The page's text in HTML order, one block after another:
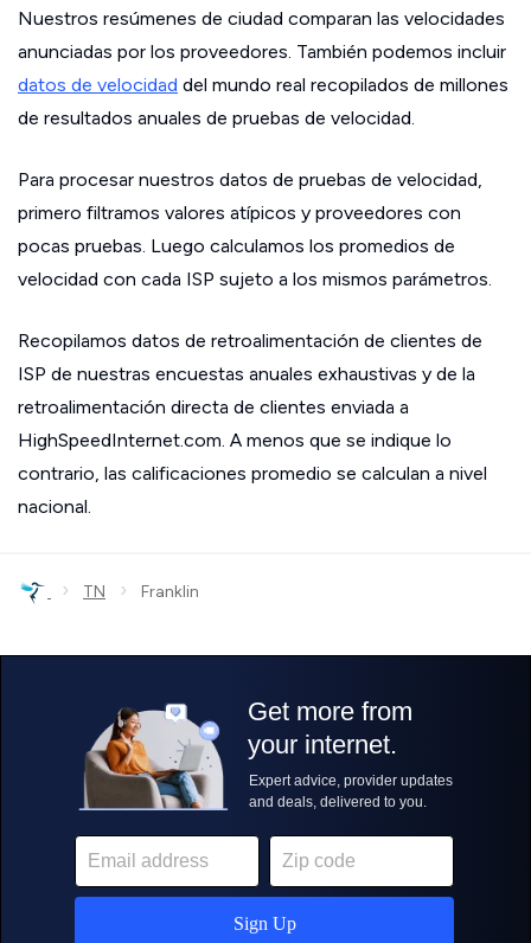
Nuestros resúmenes de ciudad comparan las velocidades
anunciadas por los proveedores. También podemos incluir
datos de velocidad del mundo real recopilados de millones
de resultados anuales de pruebas de velocidad.
Para procesar nuestros datos de pruebas de velocidad,
primero filtramos valores atípicos y proveedores con
pocas pruebas. Luego calculamos los promedios de
velocidad con cada ISP sujeto a los mismos parámetros.
Recopilamos datos de retroalimentación de clientes de
ISP de nuestras encuestas anuales exhaustivas y de la
retroalimentación directa de clientes enviada a
HighSpeedInternet.com. A menos que se indique lo
contrario, las calificaciones promedio se calculan a nivel
nacional.
› TN › Franklin